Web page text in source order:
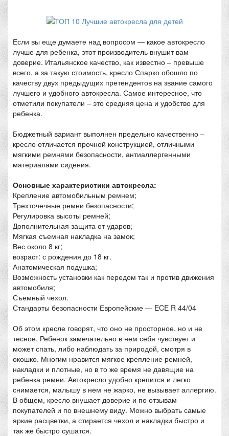
Если вы еще думаете над вопросом — какое автокресло
лучше для ребенка, этот производитель внушит вам
доверие. Итальянское качество, как известно – превыше
всего, а за такую стоимость, кресло Спарко обошло по
качеству двух предыдущих претендентов на звание самого
лучшего и удобного автокресла. Самое интересное, что
отметили покупатели – это средняя цена и удобство для
ребенка.
Бюджетный вариант выполнен предельно качественно –
кресло отличается прочной конструкцией, отличными
мягкими ремнями безопасности, антиаллергенными
материалами сидения.
Основные характеристики автокресла:
Крепление автомобильным ремнем;
Трехточечные ремни безопасности;
Регулировка высоты ремней;
Дополнительная защита от ударов;
Мягкая съемная накладка на замок;
Вес около 8 кг;
возраст: с рождения до 18 кг.
Анатомическая подушка;
Возможность установки как передом так и против движения
автомобиля;
Съемный чехол.
Стандарты безопасности Европейские — ECE R 44/04
Об этом кресле говорят, что оно не просторное, но и не
тесное. Ребенок замечательно в нем себя чувствует и
может спать, либо наблюдать за природой, смотря в
окошко. Многим нравится мягкое крепление ремней,
накладки и плотные, но в то же время не давящие на
ребенка ремни. Автокресло удобно крепится и легко
снимается, малышу в нем не жарко, не вызывает аллергию.
В общем, кресло внушает доверие и по отзывам
покупателей и по внешнему виду. Можно выбрать самые
яркие расцветки, а стирается чехол и накладки быстро и
так же быстро сушатся.